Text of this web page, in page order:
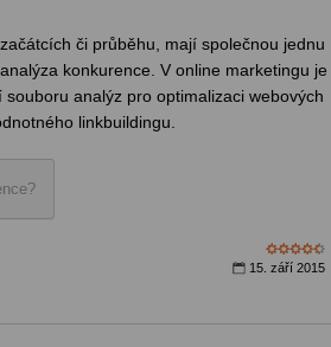
či průběhu, mají společnou jednu
konkurence. V online marketingu je
analýz pro optimalizaci webových
linkbuildingu.
15. září 2015